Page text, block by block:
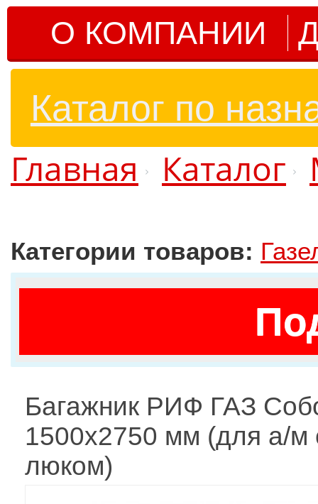
О КОМПАНИИ
Каталог по
Главная Каталог
Категории товаров:
Багажник РИФ ГАЗ
1500х2750 мм (для а/м
люком)